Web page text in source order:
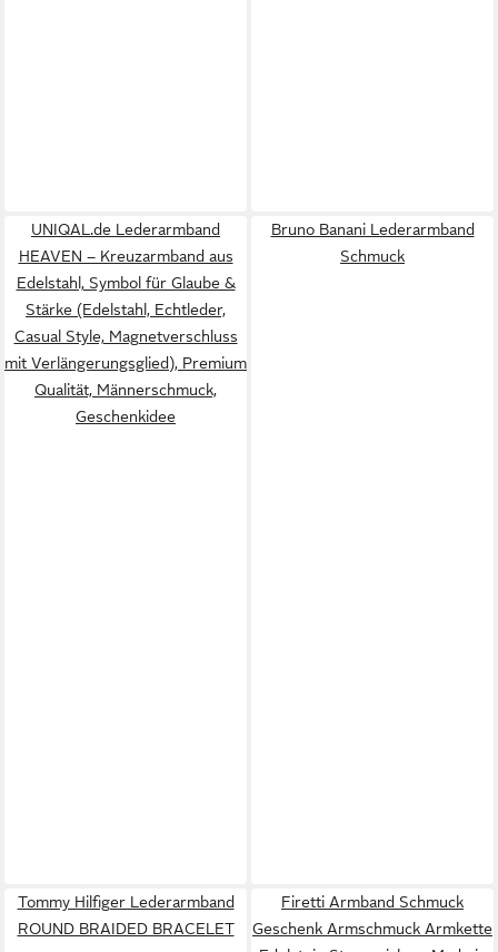
UNIQAL.de Lederarmband
HEAVEN – Kreuzarmband aus
Edelstahl, Symbol für Glaube &
Stärke (Edelstahl, Echtleder,
Casual Style, Magnetverschluss
mit Verlängerungsglied), Premium
Qualität, Männerschmuck,
Geschenkidee
Bruno Banani Lederarmband
Schmuck
Tommy Hilfiger Lederarmband
ROUND BRAIDED BRACELET
Firetti Armband Schmuck
Geschenk Armschmuck Armkette